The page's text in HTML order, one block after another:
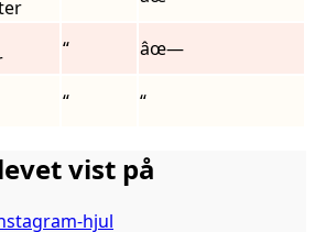
“
âœ—
“ “
vist på